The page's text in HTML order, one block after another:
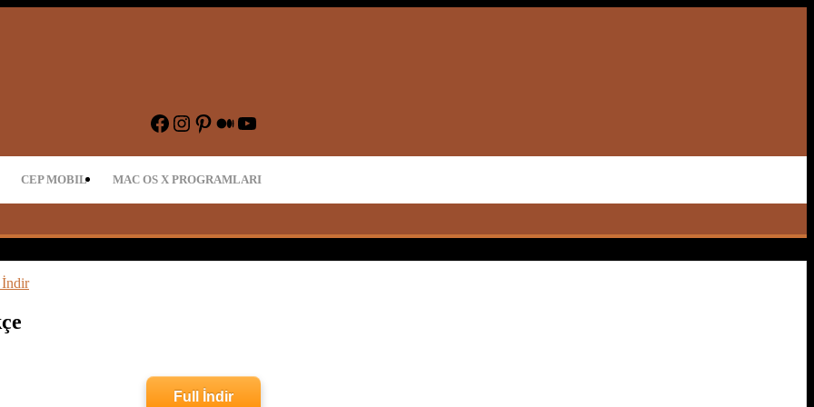
– Oyun İndirFacebook
Instagram
Pinterest
Medium
YouTube
CEP MOBIL MAC OS X PROGRAMLARI
İndir
Full İndir